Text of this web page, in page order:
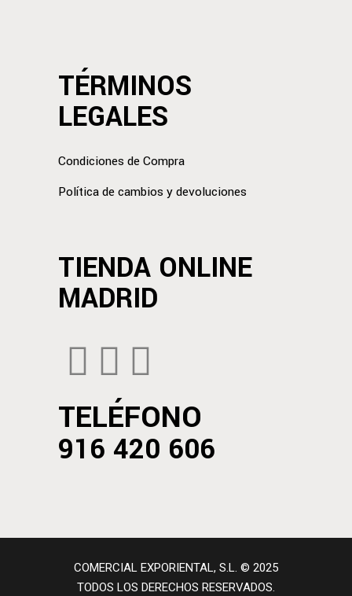
TÉRMINOS
LEGALES
Condiciones de Compra
Política de cambios y devoluciones
TIENDA ONLINE
MADRID
TELÉFONO
916 420 606
COMERCIAL EXPORIENTAL, S.L. © 2025
TODOS LOS DERECHOS RESERVADOS.